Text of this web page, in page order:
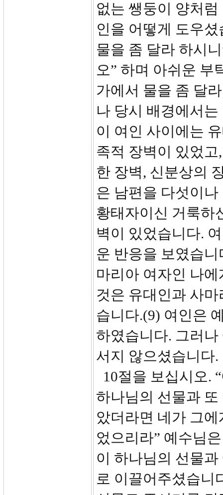
없는 쌩둥이 양처
인을 어떻게 도우
물을 좀 달라 하시
오” 하며 아쉬운 부
가에서 물을 좀 달
나 당시 배경에서
이 여인 사이에는
족적 장벽이 있었
한 장벽, 신분상의
은 남편을 다섯이
황태자이신 거룩하
벽이 있었습니다.
운 반응을 보였습
마리아 여자인 나
것은 유대인과 사
습니다.(9) 여인은
하였습니다. 그러
서지 않으셨습니다.
10절을 보십시오.
하나님의 선물과
았더라면 네가 그
었으리라” 예수님
이 하나님의 선물
로 이끌어주셨습니